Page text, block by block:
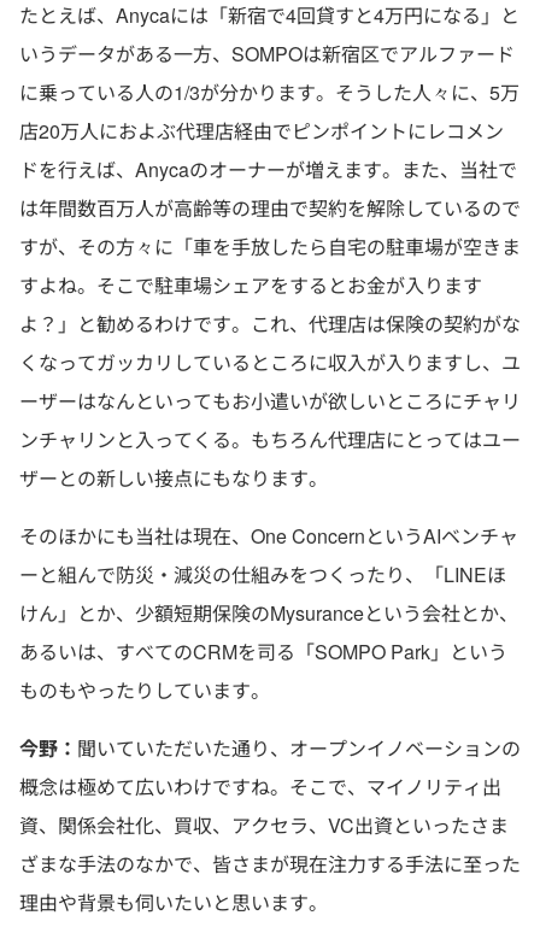
たとえば、Anycaには「新宿で4回貸すと4万円になる」と
いうデータがある一方、SOMPOは新宿区でアルファード
に乗っている人の1/3が分かります。そうした人々に、5万
店20万人におよぶ代理店経由でピンポイントにレコメン
ドを行えば、Anycaのオーナーが増えます。また、当社で
は年間数百万人が高齢等の理由で契約を解除しているので
すが、その方々に「車を手放したら自宅の駐車場が空きま
すよね。そこで駐車場シェアをするとお金が入ります
よ？」と勧めるわけです。これ、代理店は保険の契約がな
くなってガッカリしているところに収入が入りますし、ユ
ーザーはなんといってもお小遣いが欲しいところにチャリ
ンチャリンと入ってくる。もちろん代理店にとってはユー
ザーとの新しい接点にもなります。
そのほかにも当社は現在、One ConcernというAIベンチャ
ーと組んで防災・減災の仕組みをつくったり、「LINEほ
けん」とか、少額短期保険のMysuranceという会社とか、
あるいは、すべてのCRMを司る「SOMPO Park」という
ものもやったりしています。
今野： 聞いていただいた通り、オープンイノベーションの
概念は極めて広いわけですね。そこで、マイノリティ出
資、関係会社化、買収、アクセラ、VC出資といったさま
ざまな手法のなかで、皆さまが現在注力する手法に至った
理由や背景も伺いたいと思います。